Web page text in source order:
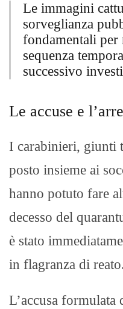
Le immagini
sorveglianza
fondamentali per
sequenza
successivo
Le accuse e
I carabinieri, giunti
posto insieme ai
hanno potuto fare
decesso del
è stato
in flagranza di
L’accusa formulata